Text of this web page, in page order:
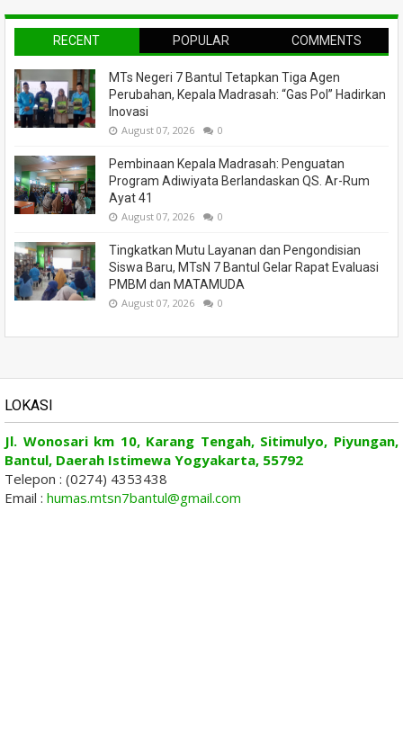
RECENT POPULAR COMMENTS
MTs Negeri 7 Bantul Tetapkan Tiga Agen
Perubahan, Kepala Madrasah: “Gas Pol” Hadirkan
Inovasi
August 07, 2026 0
Pembinaan Kepala Madrasah: Penguatan
Program Adiwiyata Berlandaskan QS. Ar-Rum
Ayat 41
August 07, 2026 0
Tingkatkan Mutu Layanan dan Pengondisian
Siswa Baru, MTsN 7 Bantul Gelar Rapat Evaluasi
PMBM dan MATAMUDA
August 07, 2026 0
LOKASI
Jl. Wonosari km 10, Karang Tengah, Sitimulyo, Piyungan,
Bantul, Daerah Istimewa Yogyakarta, 55792
Telepon : (0274) 4353438
Email : humas.mtsn7bantul@gmail.com